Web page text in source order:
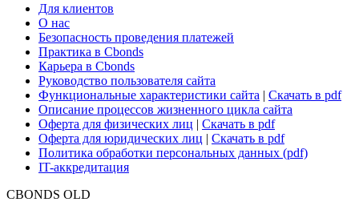
Для клиентов
О нас
Безопасность проведения платежей
Практика в Cbonds
Карьера в Cbonds
Руководство пользователя сайта
Функциональные характеристики сайта | Скачать в pdf
Описание процессов жизненного цикла сайта
Оферта для физических лиц | Скачать в pdf
Оферта для юридических лиц | Скачать в pdf
Политика обработки персональных данных (pdf)
IT-аккредитация
CBONDS OLD